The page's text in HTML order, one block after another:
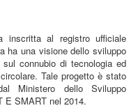
inscritta al registro ufficiale
ha una visione dello sviluppo
connubio di tecnologia ed
Tale progetto è stato
Ministero dello Sviluppo
E SMART nel 2014.